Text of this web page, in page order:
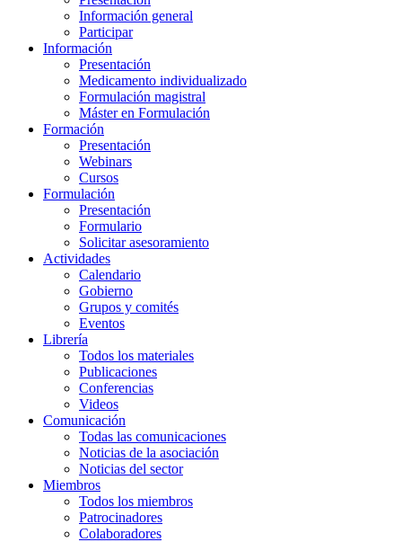
Información general
Participar
Información
Presentación
Medicamento individualizado
Formulación magistral
Máster en Formulación
Formación
Presentación
Webinars
Cursos
Formulación
Presentación
Formulario
Solicitar asesoramiento
Actividades
Calendario
Gobierno
Grupos y comités
Eventos
Librería
Todos los materiales
Publicaciones
Conferencias
Videos
Comunicación
Todas las comunicaciones
Noticias de la asociación
Noticias del sector
Miembros
Todos los miembros
Patrocinadores
Colaboradores